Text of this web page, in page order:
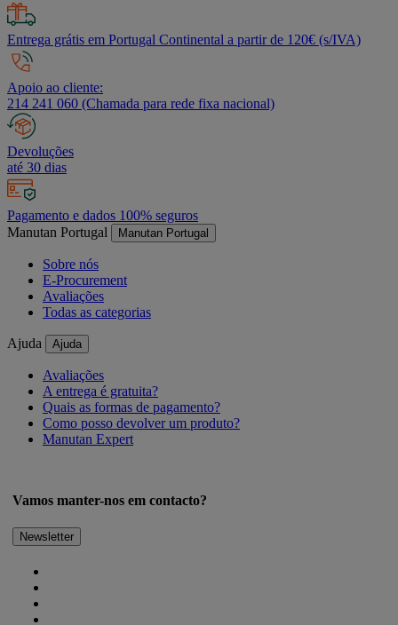
Entrega grátis em Portugal Continental a partir de 120€ (s/IVA)
Apoio ao cliente:
214 241 060 (Chamada para rede fixa nacional)
Devoluções
até 30 dias
Pagamento e dados 100% seguros
Manutan Portugal
Manutan Portugal
Sobre nós
E-Procurement
Avaliações
Todas as categorias
Ajuda Ajuda
Avaliações
A entrega é gratuita?
Quais as formas de pagamento?
Como posso devolver um produto?
Manutan Expert
Vamos manter-nos em contacto?
Newsletter